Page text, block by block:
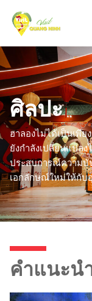
ศิลปะ
ฮาลองไม่ได้เป็นเพี
ยังกำลังเปลี่ยนแปลง
ประสบการณ์ความบั
เอกลักษณ์ใหม่ให้กับ
คำแนะน